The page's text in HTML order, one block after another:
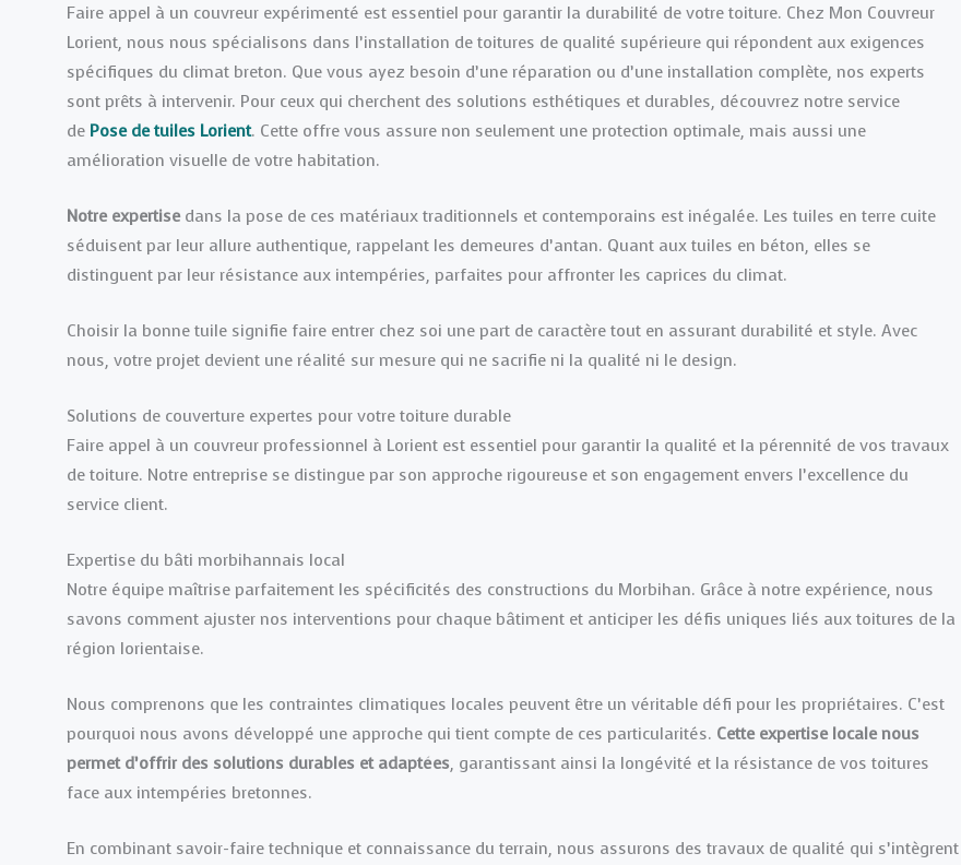
Faire appel à un couvreur expérimenté est essentiel pour garantir la durabilité de votre toiture. Chez Mon Couvreur
Lorient, nous nous spécialisons dans l’installation de toitures de qualité supérieure qui répondent aux exigences
spécifiques du climat breton. Que vous ayez besoin d’une réparation ou d’une installation complète, nos experts
sont prêts à intervenir. Pour ceux qui cherchent des solutions esthétiques et durables, découvrez notre service
de Pose de tuiles Lorient. Cette offre vous assure non seulement une protection optimale, mais aussi une
amélioration visuelle de votre habitation.
Notre expertisedans la pose de ces matériaux traditionnels et contemporains est inégalée. Les tuiles en terre cuite
séduisent par leur allure authentique, rappelant les demeures d’antan. Quant aux tuiles en béton, elles se
distinguent par leur résistance aux intempéries, parfaites pour affronter les caprices du climat.
Choisir la bonne tuile signifie faire entrer chez soi une part de caractère tout en assurant durabilité et style. Avec
nous, votre projet devient une réalité sur mesure qui ne sacrifie ni la qualité ni le design.
Solutions de couverture expertes pour votre toiture durable
Faire appel à un couvreur professionnel à Lorient est essentiel pour garantir la qualité et la pérennité de vos travaux
de toiture. Notre entreprise se distingue par son approche rigoureuse et son engagement envers l’excellence du
service client.
Expertise du bâti morbihannais local
Notre équipe maîtrise parfaitement les spécificités des constructions du Morbihan. Grâce à notre expérience, nous
savons comment ajuster nos interventions pour chaque bâtiment et anticiper les défis uniques liés aux toitures de la
région lorientaise.
Nous comprenons que les contraintes climatiques locales peuvent être un véritable défi pour les propriétaires. C’est
pourquoi nous avons développé une approche qui tient compte de ces particularités. Cette expertise locale nous
permet d’offrir des solutions durables et adaptées, garantissant ainsi la longévité et la résistance de vos toitures
face aux intempéries bretonnes.
En combinant savoir-faire technique et connaissance du terrain, nous assurons des travaux de qualité qui s’intègrent